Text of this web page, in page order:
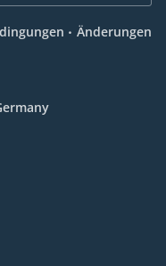
. Änderungen